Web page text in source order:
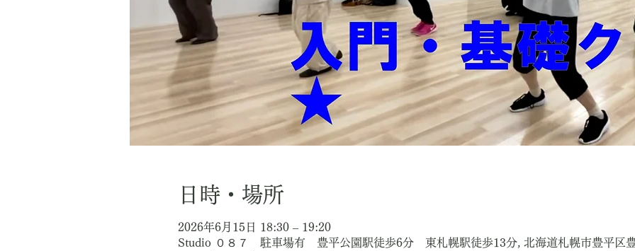
日時・場所
2026年6月15日 18:30 – 19:20
Studio ０８７ 駐車場有 豊平公園駅徒歩6分 東札幌駅徒歩13分, 北海道札幌市豊平区